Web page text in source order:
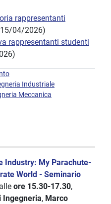
rappresentanti
15/04/2026)
rappresentanti studenti
Industriale
Meccanica
Industry: My Parachute-
World - Seminario
alle ore 15.30-17.30,
Ingegneria, Marco